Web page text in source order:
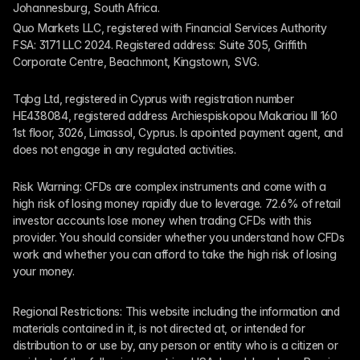
Johannesburg, South Africa.
Quo Markets LLC, registered with Financial Services Authority
FSA: 3171 LLC 2024. Registered address: Suite 305, Griffith
Corporate Centre, Beachmont, Kingstown, SVG.
Tqbg Ltd, registered in Cyprus with registration number
HE438084, registered address Archiespiskopou Makariou III 160
1st floor, 3026, Limassol, Cyprus. Is apointed payment agent, and
does not engage in any regulated activities.
Risk Warning: CFDs are complex instruments and come with a
high risk of losing money rapidly due to leverage. 72.6% of retail
investor accounts lose money when trading CFDs with this
provider. You should consider whether you understand how CFDs
work and whether you can afford to take the high risk of losing
your money.
Regional Restrictions: This website including the information and
materials contained in it, is not directed at, or intended for
distribution to or use by, any person or entity who is a citizen or